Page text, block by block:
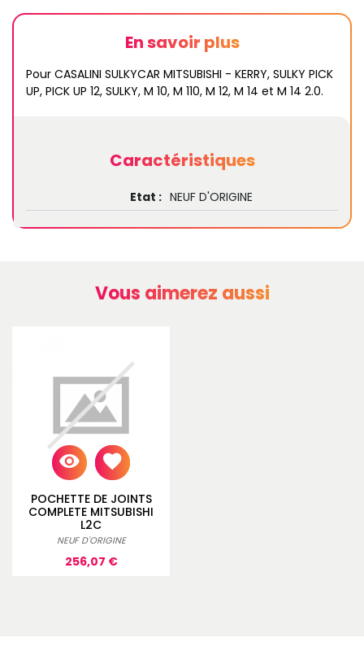
En savoir plus
Pour CASALINI SULKYCAR MITSUBISHI - KERRY, SULKY PICK
UP, PICK UP 12, SULKY, M 10, M 110, M 12, M 14 et M 14 2.0.
Caractéristiques
Etat : NEUF D'ORIGINE
Vous aimerez aussi
POCHETTE DE JOINTS
COMPLETE MITSUBISHI
L2C
NEUF D'ORIGINE
Prix
256,07 €